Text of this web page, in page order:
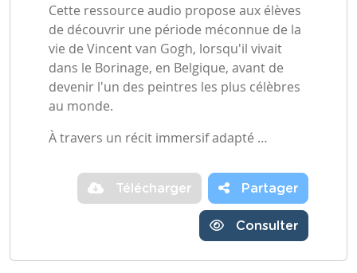
Cette ressource audio propose aux élèves
de découvrir une période méconnue de la
vie de Vincent van Gogh, lorsqu'il vivait
dans le Borinage, en Belgique, avant de
devenir l'un des peintres les plus célèbres
au monde.
À travers un récit immersif adapté …
Télécharger Partager
Consulter